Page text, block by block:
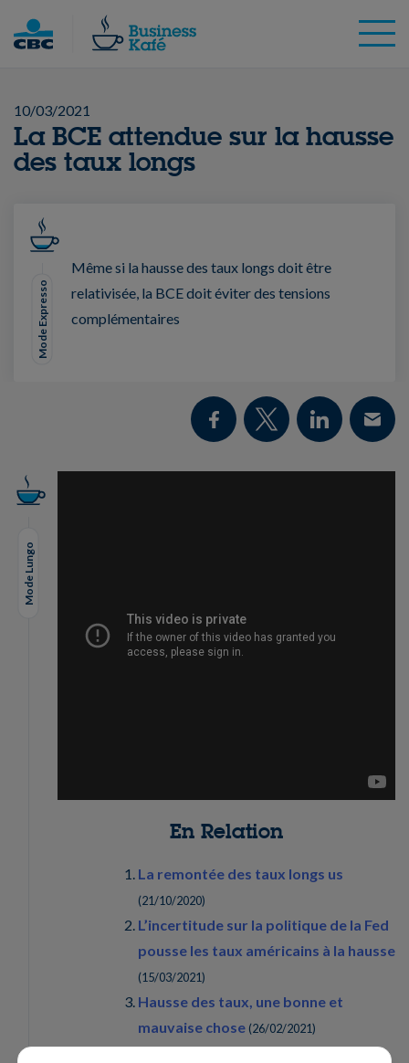
10/03/2021
La BCE attendue sur la hausse
des taux longs
Mode Expresso
Même si la hausse des taux longs doit être
relativisée, la BCE doit éviter des tensions
complémentaires
Mode Lungo
En Relation
La remontée des taux longs us
(21/10/2020)
L’incertitude sur la politique de la Fed
pousse les taux américains à la hausse
(15/03/2021)
Hausse des taux, une bonne et
mauvaise chose (26/02/2021)
Taux bas, contaminations en hausse